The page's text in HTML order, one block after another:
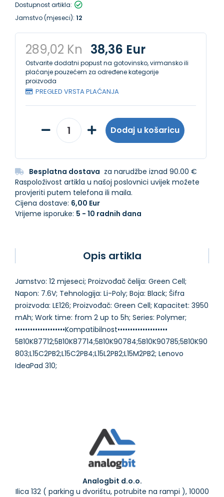
Dostupnost artikla:
Jamstvo (mjeseci): 12
289,02 Kn 38,36 Eur
Ostvarite dodatni popust na gotovinsko, virmansko ili
plaćanje pouzećem za određene kategorije
proizvoda
PREGLED VRSTA PLAĆANJA
Dodaj u košaricu
Besplatna dostava za narudžbe iznad 90.00 €
Raspoloživost artikla u našoj poslovnici uvijek možete
provjeriti putem telefona ili maila.
Cijena dostave: 6,00 Eur
Vrijeme isporuke: 5 - 10 radnih dana
Opis artikla
Jamstvo: 12 mjeseci; Proizvođač čelija: Green Cell;
Napon: 7.6V; Tehnologija: Li-Poly; Boja: Black; Šifra
proizvoda: LE126; Proizvođač: Green Cell; Kapacitet: 3950
mAh; Work time: from 2 up to 5h; Series: Polymer;
••••••••••••••••••••Kompatibilnost••••••••••••••••••••
5B10K87712;5B10K87714;5B10K90784;5B10K90785;5B10K90
803;L15C2PB2;L15C2PB4;L15L2PB2;L15M2PB2; Lenovo
Analogbit d.o.o.
Ilica 132 ( parking u dvorištu, potrubite na rampi ), 10000